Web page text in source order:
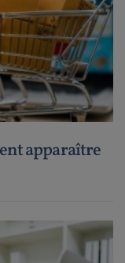
apparaître